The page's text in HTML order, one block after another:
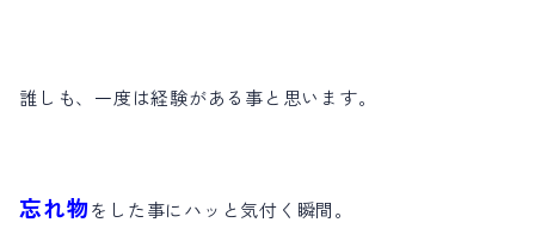
誰しも、一度は経験がある事と思います。
忘れ物をした事にハッと気付く瞬間。